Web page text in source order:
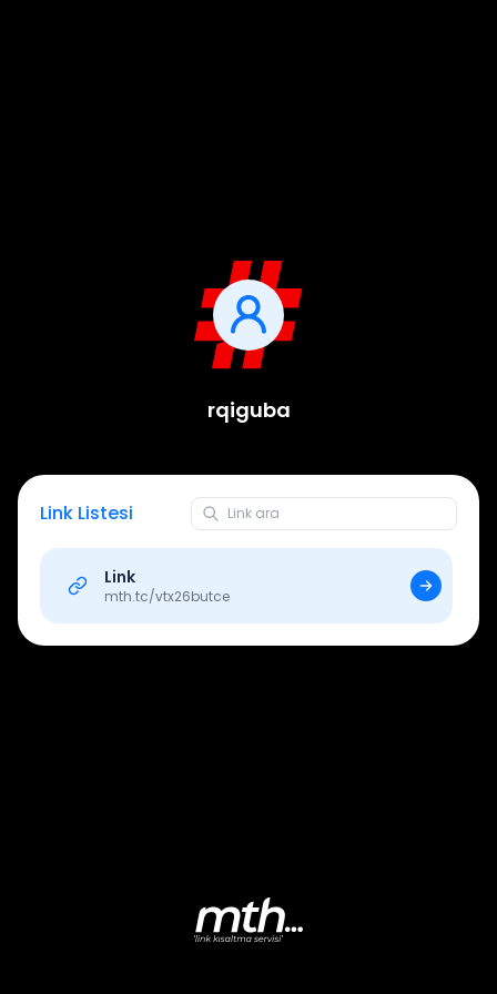
rqiguba
Link Listesi
Link
mth.tc/vtx26butce